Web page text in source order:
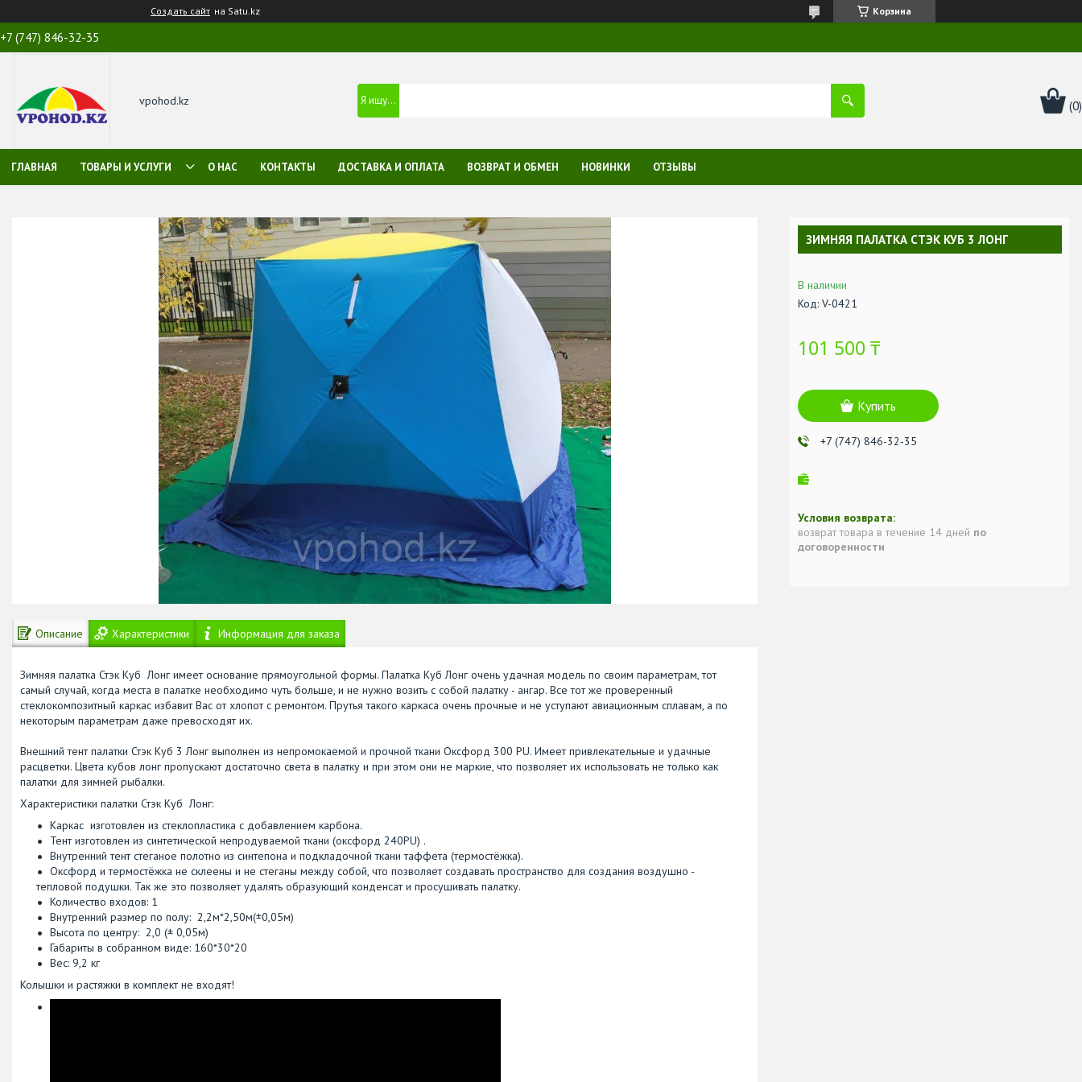
Создать сайт на Satu.kz Корзина
+7 (747) 846-32-35
vpohod.kz
ГЛАВНАЯ ТОВАРЫ И УСЛУГИ О НАС КОНТАКТЫ ДОСТАВКА И ОПЛАТА ВОЗВРАТ И ОБМЕН НОВИНКИ ОТЗЫВЫ
Описание Характеристики Информация для заказа
Зимняя палатка Стэк Куб Лонг имеет основание прямоугольной формы. Палатка Куб Лонг очень удачная модель по своим параметрам, тот
самый случай, когда места в палатке необходимо чуть больше, и не нужно возить с собой палатку - ангар. Все тот же проверенный
стеклокомпозитный каркас избавит Вас от хлопот с ремонтом. Прутья такого каркаса очень прочные и не уступают авиационным сплавам, а по
некоторым параметрам даже превосходят их.
Внешний тент палатки Стэк Куб 3 Лонг выполнен из непромокаемой и прочной ткани Оксфорд 300 PU. Имеет привлекательные и удачные
расцветки. Цвета кубов лонг пропускают достаточно света в палатку и при этом они не маркие, что позволяет их использовать не только как
палатки для зимней рыбалки.
Характеристики палатки Стэк Куб Лонг:
Каркас изготовлен из cтеклопластика с добавлением карбона.
Тент изготовлен из синтетической непродуваемой ткани (оксфорд 240PU) .
Внутренний тент стеганое полотно из синтепона и подкладочной ткани таффета (термостëжка).
Оксфорд и термостёжка не склеены и не стеганы между собой, что позволяет создавать пространство для создания воздушно -
тепловой подушки. Так же это позволяет удалять образующий конденсат и просушивать палатку.
Количество входов: 1
Внутренний размер по полу: 2,2м*2,50м(±0,05м)
Высота по центру: 2,0 (± 0,05м)
Габариты в собранном виде: 160*30*20
Вес: 9,2 кг
Колышки и растяжки в комплект не входят!
ЗИМНЯЯ ПАЛАТКА СТЭК КУБ 3 ЛОНГ
В наличии
Код: V-0421
101 500 ₸
Купить
+7 (747) 846-32-35
возврат товара в течение 14 дней по
договоренности